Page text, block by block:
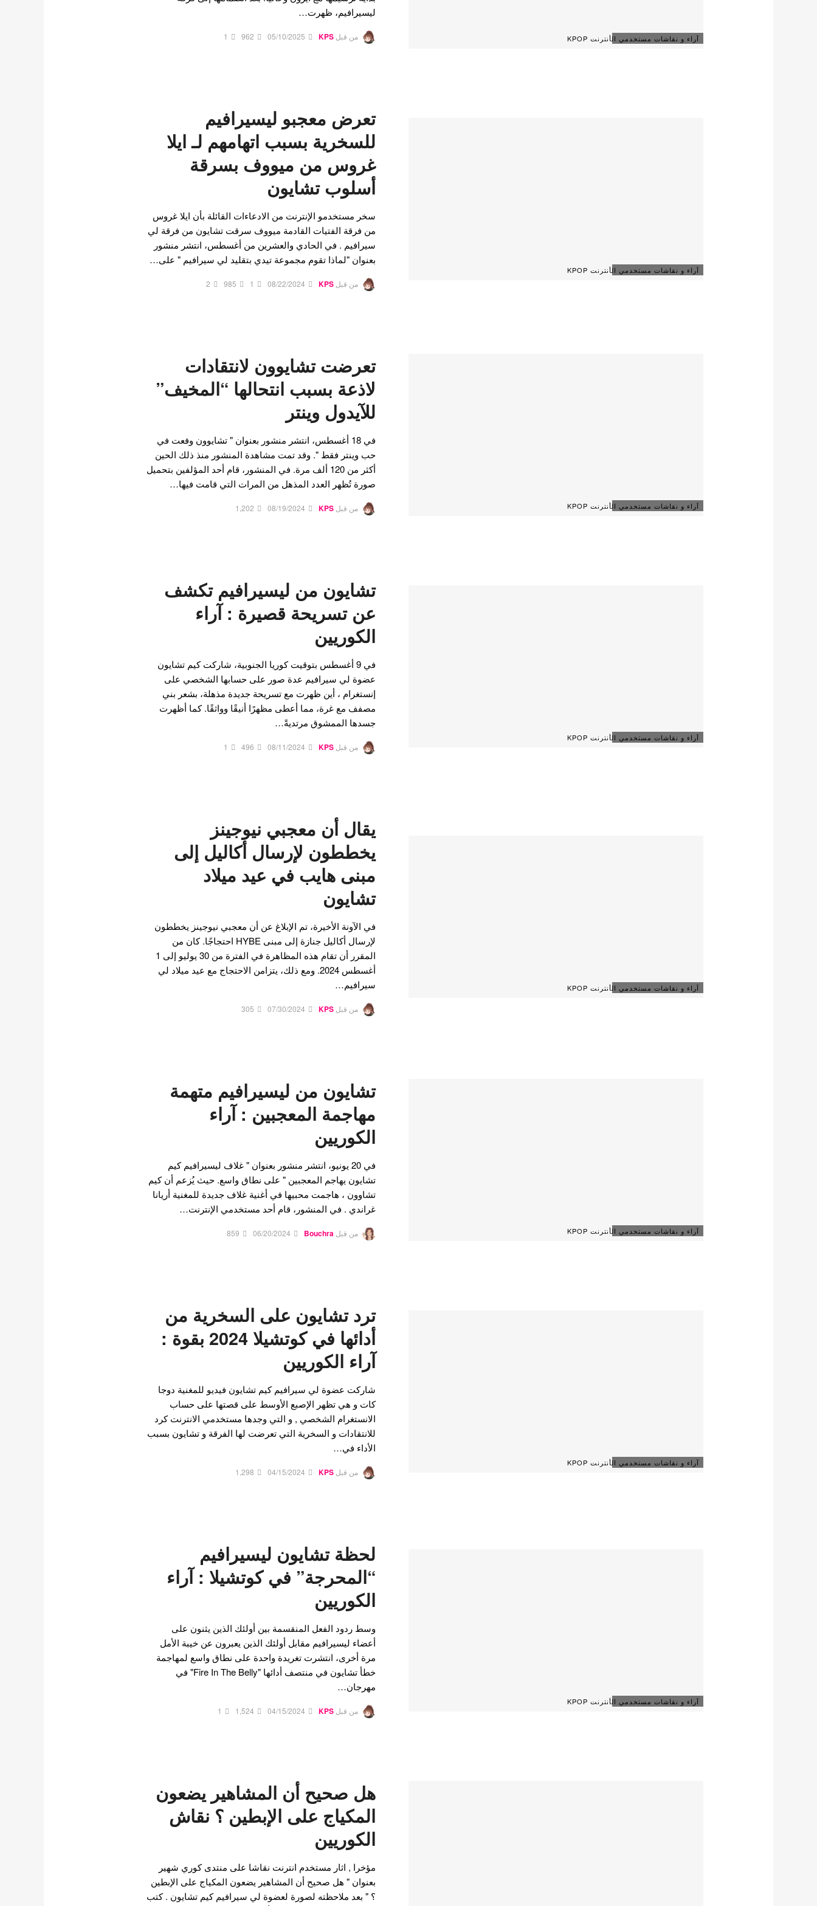
آراء و نقاشات مستخدمي الأنترنت KPOP
ليسيرافيم، ظهرت…
من قبل KPS
05/10/2025
962
1
آراء و نقاشات مستخدمي الأنترنت KPOP
تعرض معجبو ليسيرافيم
للسخرية بسبب اتهامهم لـ ايلا
غروس من ميووف بسرقة
أسلوب تشايون
سخر مستخدمو الإنترنت من الادعاءات القائلة بأن ايلا غروس
من فرقة الفتيات القادمة ميووف سرقت تشايون من فرقة لي
سيرافيم . في الحادي والعشرين من أغسطس، انتشر منشور
بعنوان "لماذا تقوم مجموعة تيدي بتقليد لي سيرافيم " على…
من قبل KPS
08/22/2024
1
985
2
آراء و نقاشات مستخدمي الأنترنت KPOP
تعرضت تشايوون لانتقادات
لاذعة بسبب انتحالها “المخيف”
للآيدول وينتر
في 18 أغسطس، انتشر منشور بعنوان " تشايوون وفعت في
حب وينتر فقط ". وقد تمت مشاهدة المنشور منذ ذلك الحين
أكثر من 120 ألف مرة. في المنشور، قام أحد المؤلفين بتحميل
صورة تُظهر العدد المذهل من المرات التي قامت فيها…
من قبل KPS
08/19/2024
1,202
آراء و نقاشات مستخدمي الأنترنت KPOP
تشايون من ليسيرافيم تكشف
عن تسريحة قصيرة : آراء
الكوريين
في 9 أغسطس بتوقيت كوريا الجنوبية، شاركت كيم تشايون
عضوة لي سيرافيم عدة صور على حسابها الشخصي على
إنستغرام ، أين ظهرت مع تسريحة جديدة مذهلة، بشعر بني
مصفف مع غرة، مما أعطى مظهرًا أنيقًا وواثقًا. كما أظهرت
جسدها الممشوق مرتديةً…
من قبل KPS
08/11/2024
496
1
آراء و نقاشات مستخدمي الأنترنت KPOP
يقال أن معجبي نيوجينز
يخططون لإرسال أكاليل إلى
مبنى هايب في عيد ميلاد
تشايون
في الآونة الأخيرة، تم الإبلاغ عن أن معجبي نيوجينز يخططون
لإرسال أكاليل جنازة إلى مبنى HYBE احتجاجًا. كان من
المقرر أن تقام هذه المظاهرة في الفترة من 30 يوليو إلى 1
أغسطس 2024. ومع ذلك، يتزامن الاحتجاج مع عيد ميلاد لي
سيرافيم…
من قبل KPS
07/30/2024
305
آراء و نقاشات مستخدمي الأنترنت KPOP
تشايون من ليسيرافيم متهمة
مهاجمة المعجبين : آراء
الكوريين
في 20 يونيو، انتشر منشور بعنوان " غلاف ليسيرافيم كيم
تشايون يهاجم المعجبين " على نطاق واسع. حيث يُزعم أن كيم
تشاوون ، هاجمت محبيها في أغنية غلاف جديدة للمغنية أريانا
غراندي . في المنشور، قام أحد مستخدمي الإنترنت…
من قبل Bouchra
06/20/2024
859
آراء و نقاشات مستخدمي الأنترنت KPOP
ترد تشايون على السخرية من
أدائها في كوتشيلا 2024 بقوة :
آراء الكوريين
شاركت عضوة لي سيرافيم كيم تشايون فيديو للمغنية دوجا
كات و هي تظهر الإصبع الأوسط على قصتها على حساب
الانستغرام الشخصي , و التي وجدها مستخدمي الانترنت كرد
للانتقادات و السخرية التي تعرضت لها الفرقة و تشايون بسبب
الأداء في…
من قبل KPS
04/15/2024
1,298
آراء و نقاشات مستخدمي الأنترنت KPOP
لحظة تشايون ليسيرافيم
“المحرجة” في كوتشيلا : آراء
الكوريين
وسط ردود الفعل المنقسمة بين أولئك الذين يثنون على
أعضاء ليسيرافيم مقابل أولئك الذين يعبرون عن خيبة الأمل
مرة أخرى، انتشرت تغريدة واحدة على نطاق واسع لمهاجمة
خطأ تشايون في منتصف أدائها "Fire In The Belly" في
مهرجان…
من قبل KPS
04/15/2024
1,524
1
هل صحيح أن المشاهير يضعون
المكياج على الإبطين ؟ نقاش
الكوريين
مؤخرا , اثار مستخدم انترنت نقاشا على منتدى كوري شهير
بعنوان " هل صحيح أن المشاهير يضعون المكياج على الإبطين
؟ " بعد ملاحظته لصورة لعضوة لي سيرافيم كيم تشايون . كتب